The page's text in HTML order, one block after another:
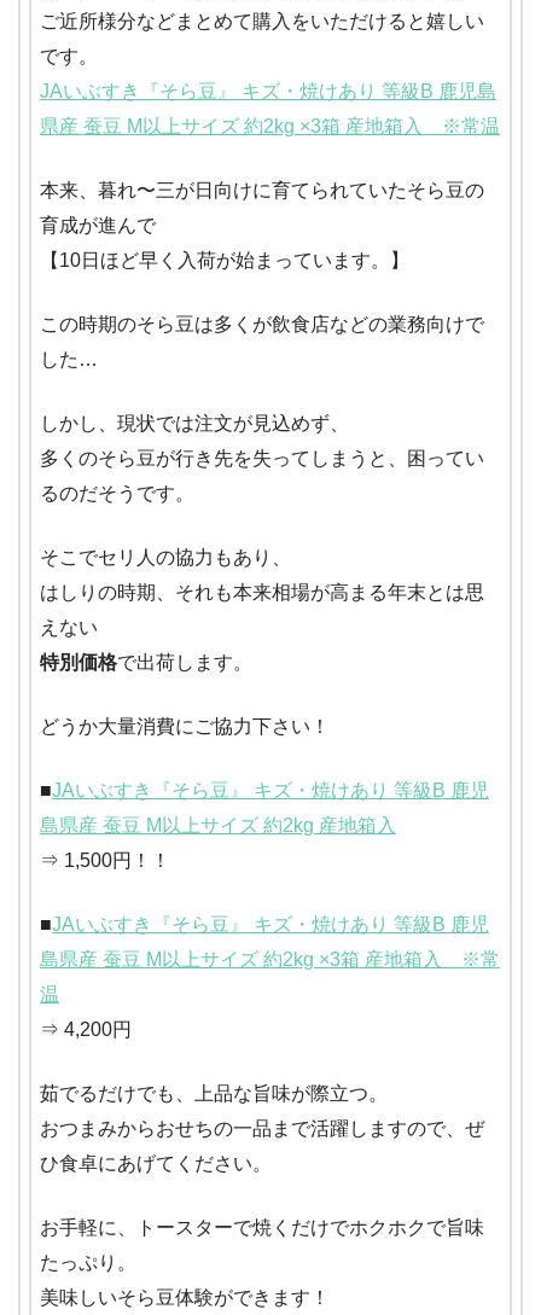
ご近所様分などまとめて購入をいただけると嬉しい
です。
JAいぶすき『そら豆』 キズ・焼けあり 等級B 鹿児島
県産 蚕豆 M以上サイズ 約2kg ×3箱 産地箱入 ※常温
本来、暮れ〜三が日向けに育てられていたそら豆の
育成が進んで
【10日ほど早く入荷が始まっています。】
この時期のそら豆は多くが飲食店などの業務向けで
した…
しかし、現状では注文が見込めず、
多くのそら豆が行き先を失ってしまうと、困ってい
るのだそうです。
そこでセリ人の協力もあり、
はしりの時期、それも本来相場が高まる年末とは思
えない
特別価格で出荷します。
どうか大量消費にご協力下さい！
■JAいぶすき『そら豆』 キズ・焼けあり 等級B 鹿児
島県産 蚕豆 M以上サイズ 約2kg 産地箱入
⇒ 1,500円！！
■JAいぶすき『そら豆』 キズ・焼けあり 等級B 鹿児
島県産 蚕豆 M以上サイズ 約2kg ×3箱 産地箱入 ※常
温
⇒ 4,200円
茹でるだけでも、上品な旨味が際立つ。
おつまみからおせちの一品まで活躍しますので、ぜ
ひ食卓にあげてください。
お手軽に、トースターで焼くだけでホクホクで旨味
たっぷり。
美味しいそら豆体験ができます！